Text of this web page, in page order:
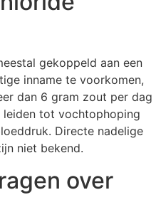
gekoppeld aan een
inname te voorkomen,
dan 6 gram zout per dag
leiden tot vochtophoping
Directe nadelige
niet bekend.
over